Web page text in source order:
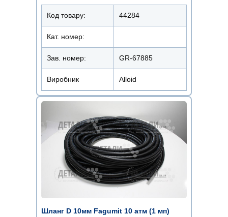
Код товару: 44284
Кат. номер:
Зав. номер: GR-67885
Виробник Alloid
Шланг D 10мм Fagumit 10 атм (1 мп)